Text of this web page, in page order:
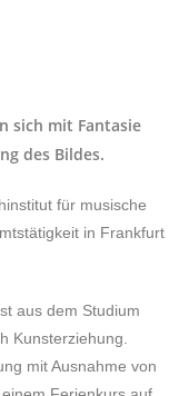
sich mit Fan­ta­sie
des Bildes.
für musi­sche
in Frank­furt
aus dem Stu­di­um
Kunst­er­zie­hung.
mit Aus­nah­me von